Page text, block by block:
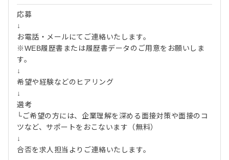
応募
↓
お電話・メールにてご連絡いたします。
※WEB履歴書または履歴書データのご用意をお願いしま
す。
↓
希望や経験などのヒアリング
↓
選考
└ご希望の方には、企業理解を深める面接対策や面接のコ
ツなど、サポートをおこないます（無料）
↓
合否を求人担当よりご連絡いたします。